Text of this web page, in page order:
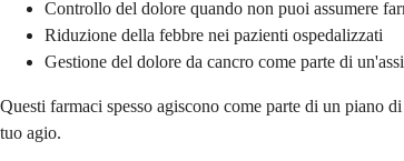
Controllo del dolore quando non puoi assumere
Riduzione della febbre nei pazienti ospedalizzati
Gestione del dolore da cancro come parte di
Questi farmaci spesso agiscono come parte di un piano
tuo agio.